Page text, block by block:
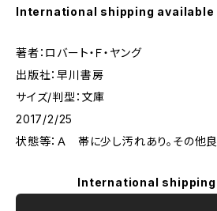
International shipping available
著者：ロバート・Ｆ・ヤング
出版社：早川書房
サイズ/判型：文庫
2017/2/25
状態等：Ａ 帯に少し汚れあり。その他良
International